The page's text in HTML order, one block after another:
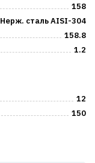
158
Нерж. сталь AISI-304
158.8
1.2
12
150